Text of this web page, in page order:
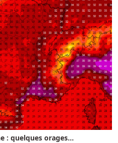
: quelques orages...